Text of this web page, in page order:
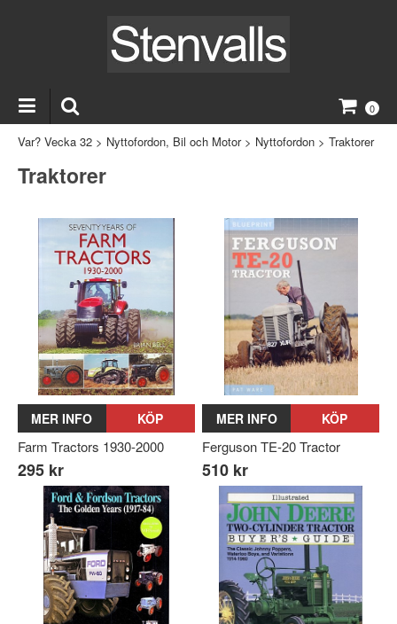
0
Var? Vecka 32 > Nyttofordon, Bil och Motor> Nyttofordon > Traktorer
Traktorer
MER INFO KÖP
Farm Tractors 1930-2000
295 kr
MER INFO KÖP
Ferguson TE-20 Tractor
510 kr